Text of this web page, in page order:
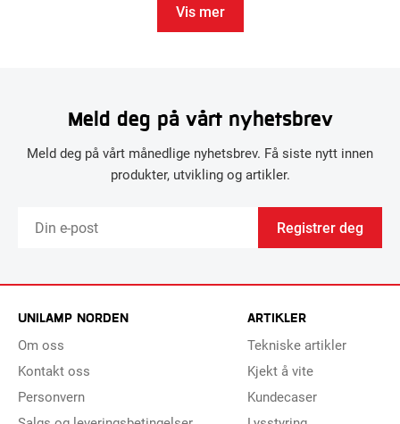
Vis mer
Meld deg på vårt nyhetsbrev
Meld deg på vårt månedlige nyhetsbrev. Få siste nytt innen
produkter, utvikling og artikler.
Registrer deg
UNILAMP NORDEN
Om oss
Kontakt oss
Personvern
ARTIKLER
Tekniske artikler
Kjekt å vite
Kundecaser